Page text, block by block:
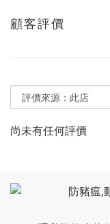
顧客評價
尚未有任何評價